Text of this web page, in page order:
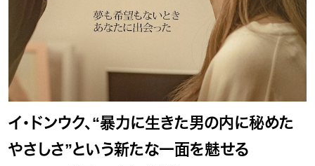
イ・ドンウク、“暴力に生きた男の内に秘めた
やさしさ”という新たな一面を魅せる